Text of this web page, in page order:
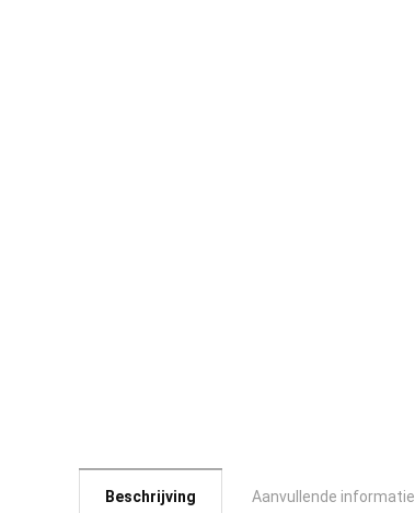
Beschrijving Aanvullende informatie